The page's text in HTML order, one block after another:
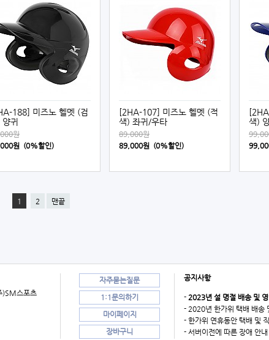
188] 미즈노 헬멧 (검
귀
원
원 (0%할인)
[2HA-107] 미즈노 헬멧 (적
색) 좌귀/우타
89,000원
89,000원 (0%할인)
색)
1 2 맨끝
스포츠
자주묻는질문
1:1문의하기
마이페이지
장바구니
공지사항
- 2023년 설 명절 배송 및
- 2020년 한가위 택배 배송
- 한가위 연휴동안 택배 및
- 서버이전에 따른 장애 안내